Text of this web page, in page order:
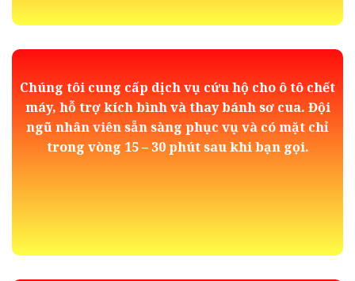
Chúng tôi cung cấp dịch vụ cứu hộ cho ô tô chết
máy, hỗ trợ kích bình và thay bánh sơ cua. Đội
ngũ nhân viên sẵn sàng phục vụ và có mặt chỉ
trong vòng 15 – 30 phút sau khi bạn gọi.